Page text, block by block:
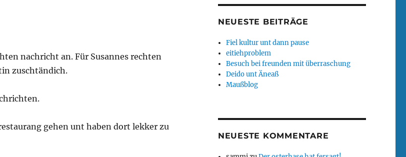
nachricht an. Für Susannes rechten
zuschtändich.
gehen unt haben dort lekker zu
NEUESTE BEITRÄGE
Fiel kultur unt dann pause
eitiehproblem
Besuch bei freunden mit überraschung
Deido unt Äneaß
Maußblog
NEUESTE KOMMENTARE